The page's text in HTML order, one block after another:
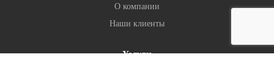
О компании
Наши клиенты
Услуги